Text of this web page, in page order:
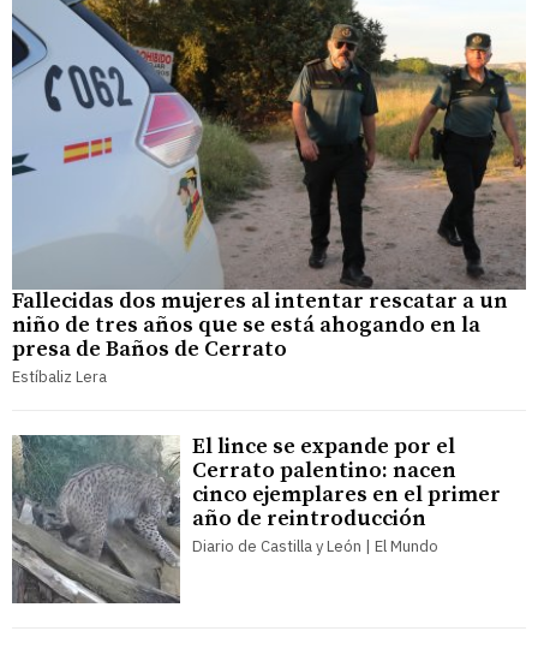
Fallecidas dos mujeres al intentar rescatar a un
niño de tres años que se está ahogando en la
presa de Baños de Cerrato
Estíbaliz Lera
El lince se expande por el
Cerrato palentino: nacen
cinco ejemplares en el primer
año de reintroducción
Diario de Castilla y León | El Mundo